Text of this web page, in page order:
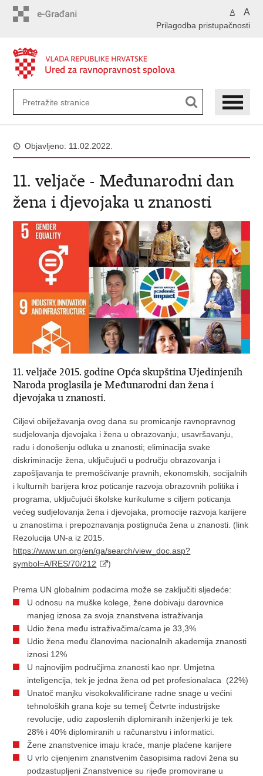
A A
Prilagodba pristupačnosti
Objavljeno: 11.02.2022.
11. veljače - Međunarodni dan
žena i djevojaka u znanosti
11. veljače 2015. godine Opća skupština Ujedinjenih
Naroda proglasila je Međunarodni dan žena i
djevojaka u znanosti.
Ciljevi obilježavanja ovog dana su promicanje ravnopravnog
sudjelovanja djevojaka i žena u obrazovanju, usavršavanju,
radu i donošenju odluka u znanosti; eliminacija svake
diskriminacije žena, uključujući u području obrazovanja i
zapošljavanja te premošćivanje pravnih, ekonomskih, socijalnih
i kulturnih barijera kroz poticanje razvoja obrazovnih politika i
programa, uključujući školske kurikulume s ciljem poticanja
većeg sudjelovanja žena i djevojaka, promocije razvoja karijere
u znanostima i prepoznavanja postignuća žena u znanosti. (link
Rezolucija UN-a iz 2015.
https://www.un.org/en/ga/search/view_doc.asp?
symbol=A/RES/70/212
)
Prema UN globalnim podacima može se zaključiti sljedeće:
U odnosu na muške kolege, žene dobivaju darovnice
manjeg iznosa za svoja znanstvena istraživanja
Udio žena među istraživačima/cama je 33,3%
Udio žena među članovima nacionalnih akademija znanosti
iznosi 12%
U najnovijim područjima znanosti kao npr. Umjetna
inteligencija, tek je jedna žena od pet profesionalaca (22%)
Unatoč manjku visokokvalificirane radne snage u većini
tehnoloških grana koje su temelj Četvrte industrijske
revolucije, udio zaposlenih diplomiranih inženjerki je tek
28% i 40% diplomiranih u računarstvu i informatici.
Žene znanstvenice imaju kraće, manje plaćene karijere
U vrlo cijenjenim znanstvenim časopisima radovi žena su
podzastupljeni Znanstvenice su rijeđe promovirane u